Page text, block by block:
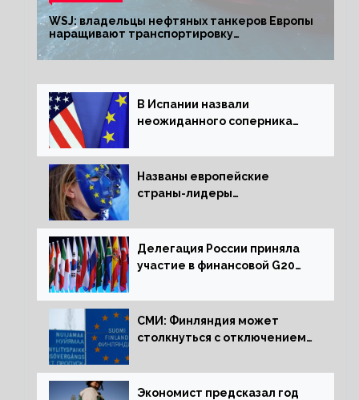
WSJ: владельцы нефтяных танкеров Европы
наращивают транспортировку
из РФ до санкций
В Испании назвали
неожиданного соперника
Названы европейские
страны-лидеры
активов
Делегация России приняла
участие в финансовой G20
СМИ: Финляндия может
столкнуться с отключением
Экономист предсказал год